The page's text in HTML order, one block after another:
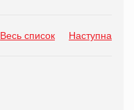
Весь список Наступна